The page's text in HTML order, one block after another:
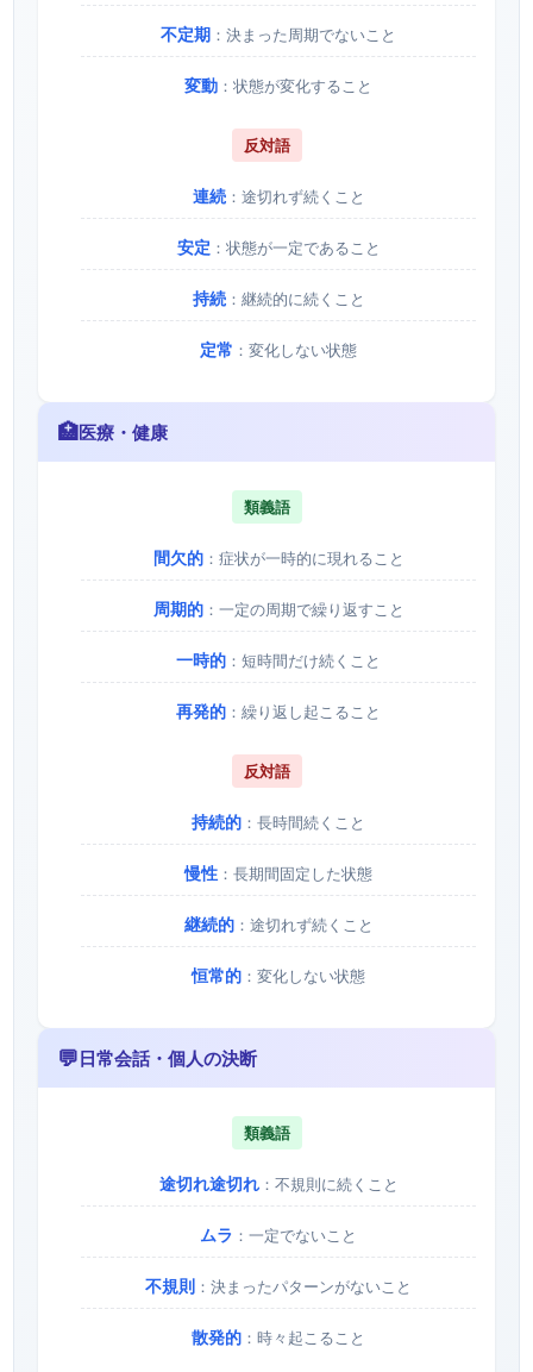
不定期 ：決まった周期でないこと
変動 ：状態が変化すること
反対語
連続：途切れず続くこと
安定 ：状態が一定であること
持続：継続的に続くこと
定常 ：変化しない状態
🏥医療・健康
類義語
間欠的：症状が一時的に現れること
周期的：一定の周期で繰り返すこと
一時的 ：短時間だけ続くこと
再発的 ：繰り返し起こること
反対語
持続的 ：長時間続くこと
慢性 ：長期間固定した状態
継続的：途切れず続くこと
恒常的 ：変化しない状態
💬日常会話・個人の決断
類義語
途切れ途切れ：不規則に続くこと
ムラ ：一定でないこと
不規則 ：決まったパターンがないこと
散発的 ：時々起こること